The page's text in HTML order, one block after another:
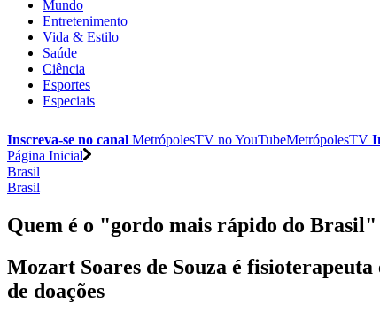
Mundo
Entretenimento
Vida & Estilo
Saúde
Ciência
Esportes
Especiais
Inscreva-se no canal MetrópolesTV noYouTubeMetrópolesTV
Página Inicial
Brasil
Brasil
Quem é o "gordo mais rápido do Brasil"
Mozart Soares de Souza é
de doações